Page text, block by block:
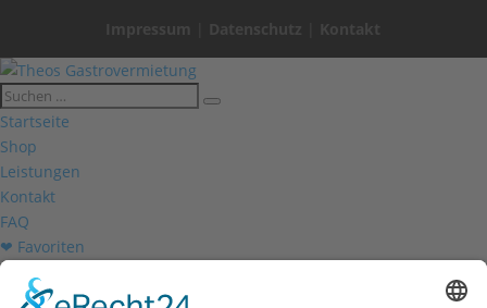
Impressum Datenschutz Kontakt
Startseite
Shop
Leistungen
Kontakt
FAQ
❤ Favoriten
Mein Konto